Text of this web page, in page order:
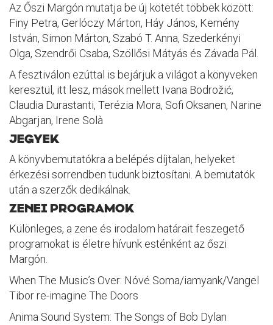
Az Őszi Margón mutatja be új kötetét többek között:
Finy Petra, Gerlóczy Márton, Háy János, Kemény
István, Simon Márton, Szabó T. Anna, Szederkényi
Olga, Szendrői Csaba, Szöllősi Mátyás és Závada Pál.
A fesztiválon ezúttal is bejárjuk a világot a könyveken
keresztül, itt lesz, mások mellett Ivana Bodrožić,
Claudia Durastanti, Terézia Mora, Sofi Oksanen, Narine
Abgarjan, Irene Solà
JEGYEK
A könyvbemutatókra a belépés díjtalan, helyeket
érkezési sorrendben tudunk biztosítani. A bemutatók
után a szerzők dedikálnak.
ZENEI PROGRAMOK
Különleges, a zene és irodalom határait feszegető
programokat is életre hívunk esténként az őszi
Margón.
When The Music’s Over: Nóvé Soma/iamyank/Vangel
Tibor re-imagine The Doors
Anima Sound System: The Songs of Bob Dylan